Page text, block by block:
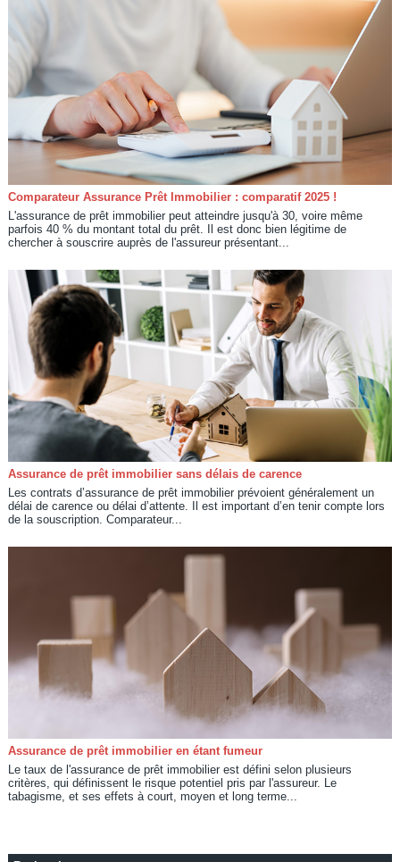
Comparateur Assurance Prêt Immobilier : comparatif 2025 !
L'assurance de prêt immobilier peut atteindre jusqu'à 30, voire même
parfois 40 % du montant total du prêt. Il est donc bien légitime de
chercher à souscrire auprès de l'assureur présentant...
Assurance de prêt immobilier sans délais de carence
Les contrats d’assurance de prêt immobilier prévoient généralement un
délai de carence ou délai d’attente. Il est important d’en tenir compte lors
de la souscription. Comparateur...
Assurance de prêt immobilier en étant fumeur
Le taux de l'assurance de prêt immobilier est défini selon plusieurs
critères, qui définissent le risque potentiel pris par l'assureur. Le
tabagisme, et ses effets à court, moyen et long terme...